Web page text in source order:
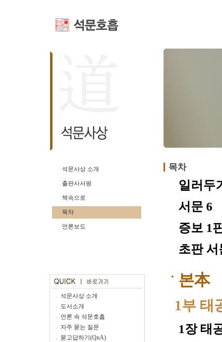
석문사상 소개
출판사서평
책속으로
목차
언론보도
석문사상 소개
도서소개
언론 속 석문호흡
자주 묻는 질문
묻고답하기(QnA)
목차
일러두
서문 6
증보 1
초판 서
본本
1부 태
1장 태